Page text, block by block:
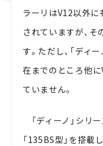
ラーリはV12以外
されていますが、そ
す。ただし、「ディ
在までのところ他
ていません。
「ディーノ」シリ
「135BS型」を搭載